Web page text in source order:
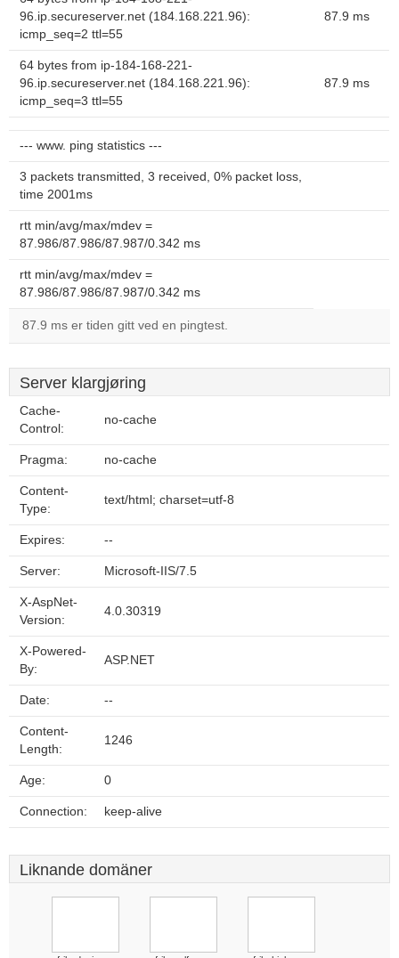
96.ip.secureserver.net (184.168.221.96):
icmp_seq=2 ttl=55
87.9 ms
64 bytes from ip-184-168-221-
96.ip.secureserver.net (184.168.221.96):
icmp_seq=3 ttl=55
87.9 ms
--- www. ping statistics ---
3 packets transmitted, 3 received, 0% packet loss,
time 2001ms
rtt min/avg/max/mdev =
87.986/87.986/87.987/0.342 ms
rtt min/avg/max/mdev =
87.986/87.986/87.987/0.342 ms
87.9 ms er tiden gitt ved en pingtest.
Server klargjøring
Cache-
Control:
no-cache
Pragma: no-cache
Content-
Type:
text/html; charset=utf-8
Expires: --
Server: Microsoft-IIS/7.5
X-AspNet-
Version:
4.0.30319
X-Powered-
By:
ASP.NET
Date: --
Content-
Length:
1246
Age: 0
Connection: keep-alive
Liknande domäner